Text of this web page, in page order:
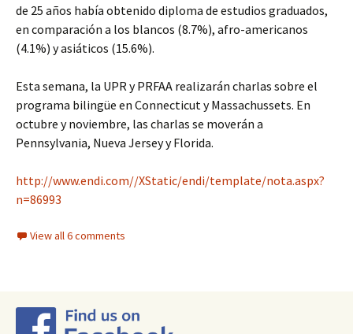
de 25 años había obtenido diploma de estudios graduados,
en comparación a los blancos (8.7%), afro-americanos
(4.1%) y asiáticos (15.6%).
Esta semana, la UPR y PRFAA realizarán charlas sobre el
programa bilingüe en Connecticut y Massachussets. En
octubre y noviembre, las charlas se moverán a
Pennsylvania, Nueva Jersey y Florida.
http://www.endi.com//XStatic/endi/template/nota.aspx?
n=86993
View all 6 comments